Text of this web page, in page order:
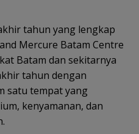
tahun yang lengkap
Mercure Batam Centre
Batam dan sekitarnya
tahun dengan
satu tempat yang
kenyamanan, dan